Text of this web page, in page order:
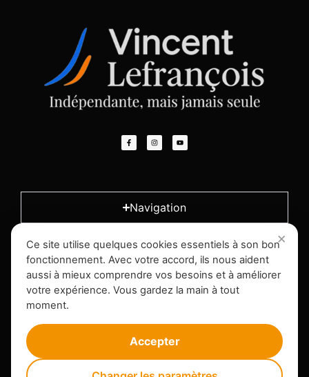
Navigation
L'entreprise
Infos légales
Ce site utilise quelques cookies essentiels à son bon
fonctionnement. Avec votre accord, ils nous aident
aussi à mieux comprendre vos besoins et à améliorer
votre expérience. Vous gardez la main à tout
moment.
Accepter